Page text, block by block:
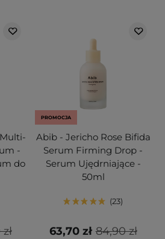
-
do
PROMOCJA
Abib - Jericho Rose Bifida
Serum Firming Drop -
Serum Ujędrniające -
50ml
23
84,90 zł
63,70 zł